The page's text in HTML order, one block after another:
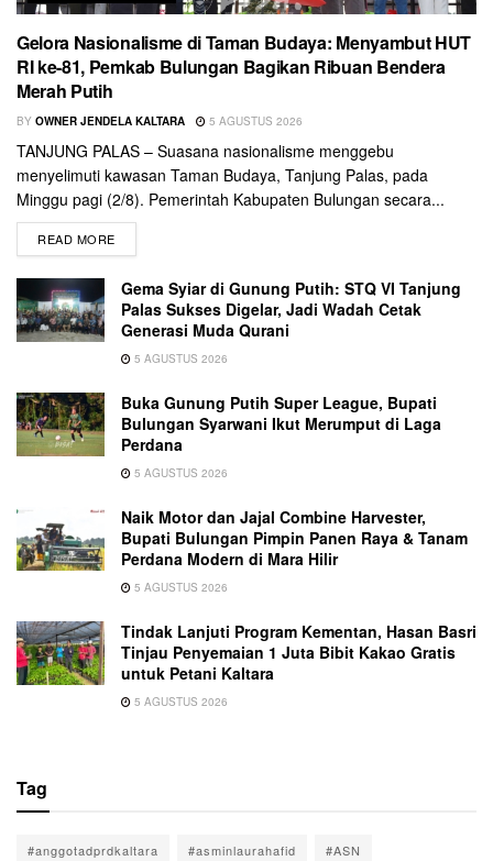
Gelora Nasionalisme di Taman Budaya: Menyambut HUT
RI ke-81, Pemkab Bulungan Bagikan Ribuan Bendera
Merah Putih
BY OWNER JENDELA KALTARA 5 AGUSTUS 2026
TANJUNG PALAS – Suasana nasionalisme menggebu
menyelimuti kawasan Taman Budaya, Tanjung Palas, pada
Minggu pagi (2/8). Pemerintah Kabupaten Bulungan secara...
READ MORE
Gema Syiar di Gunung Putih: STQ VI Tanjung
Palas Sukses Digelar, Jadi Wadah Cetak
Generasi Muda Qurani
5 AGUSTUS 2026
Buka Gunung Putih Super League, Bupati
Bulungan Syarwani Ikut Merumput di Laga
Perdana
5 AGUSTUS 2026
Naik Motor dan Jajal Combine Harvester,
Bupati Bulungan Pimpin Panen Raya & Tanam
Perdana Modern di Mara Hilir
5 AGUSTUS 2026
Tindak Lanjuti Program Kementan, Hasan Basri
Tinjau Penyemaian 1 Juta Bibit Kakao Gratis
untuk Petani Kaltara
5 AGUSTUS 2026
Tag
#anggotadprdkaltara #asminlaurahafid #ASN